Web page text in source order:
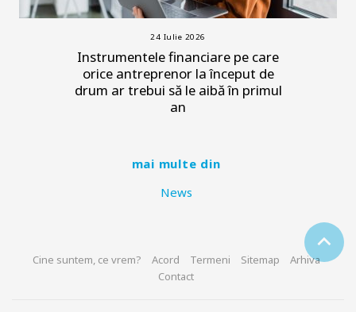
24 Iulie 2026
Instrumentele financiare pe care
orice antreprenor la început de
drum ar trebui să le aibă în primul
an
mai multe din
News
Cine suntem, ce vrem? Acord Termeni Sitemap
Arhiva
Contact